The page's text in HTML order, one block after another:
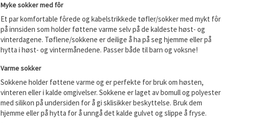
Myke sokker med fôr
Et par komfortable fôrede og kabelstrikkede tøfler/sokker med mykt fôr
på innsiden som holder føttene varme selv på de kaldeste høst- og
vinterdagene. Tøflene/sokkene er deilige å ha på seg hjemme eller på
hytta i høst- og vintermånedene. Passer både til barn og voksne!
Varme sokker
Sokkene holder føttene varme og er perfekte for bruk om høsten,
vinteren eller i kalde omgivelser. Sokkene er laget av bomull og polyester
med silikon på undersiden for å gi sklisikker beskyttelse. Bruk dem
hjemme eller på hytta for å unngå det kalde gulvet og slippe å fryse.